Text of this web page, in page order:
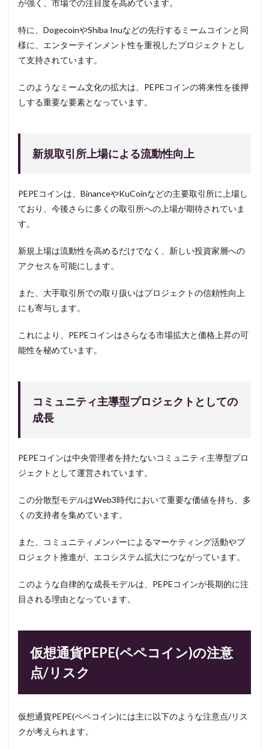
が強く、市場での注目度を高めています。
特に、DogecoinやShiba Inuなどの先行するミームコインと同
様に、エンターテインメント性を重視したプロジェクトとし
て支持されています。
このようなミーム文化の拡大は、PEPEコインの将来性を後押
しする重要な要素となっています。
新規取引所上場による流動性向上
PEPEコインは、BinanceやKuCoinなどの主要取引所に上場し
ており、今後さらに多くの取引所への上場が期待されていま
す。
新規上場は流動性を高めるだけでなく、新しい投資家層への
アクセスを可能にします。
また、大手取引所での取り扱いはプロジェクトの信頼性向上
にも寄与します。
これにより、PEPEコインはさらなる市場拡大と価格上昇の可
能性を秘めています。
コミュニティ主導型プロジェクトとしての
成長
PEPEコインは中央管理者を持たないコミュニティ主導型プロ
ジェクトとして運営されています。
この分散型モデルはWeb3時代において重要な価値を持ち、多
くの支持者を集めています。
また、コミュニティメンバーによるマーケティング活動やプ
ロジェクト推進が、エコシステム拡大につながっています。
このような自律的な成長モデルは、PEPEコインが長期的に注
目される理由となっています。
仮想通貨PEPE(ペペコイン)の注意
点/リスク
仮想通貨PEPE(ペペコイン)には主に以下のような注意点/リス
クが考えられます。